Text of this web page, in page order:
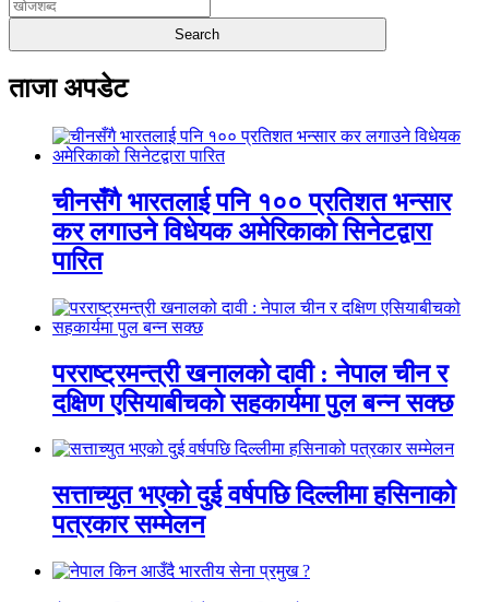
ताजा अपडेट
चीनसँगै भारतलाई पनि १०० प्रतिशत भन्सार
कर लगाउने विधेयक अमेरिकाको सिनेटद्वारा
पारित
परराष्ट्रमन्त्री खनालको दावी : नेपाल चीन र
दक्षिण एसियाबीचको सहकार्यमा पुल बन्न सक्छ
सत्ताच्युत भएको दुई वर्षपछि दिल्लीमा हसिनाको
पत्रकार सम्मेलन